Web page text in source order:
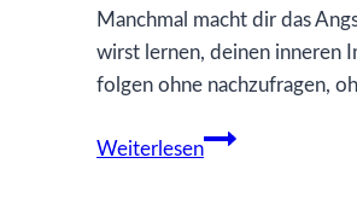
Manchmal macht dir das
wirst lernen, deinen inneren
folgen ohne nachzufragen,
Weiterlesen
17